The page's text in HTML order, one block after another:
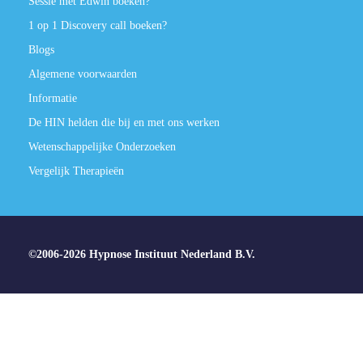
1 op 1 Discovery call boeken?
Blogs
Algemene voorwaarden
Informatie
De HIN helden die bij en met ons werken
Wetenschappelijke Onderzoeken
Vergelijk Therapieën
©2006-2026 Hypnose Instituut Nederland B.V.